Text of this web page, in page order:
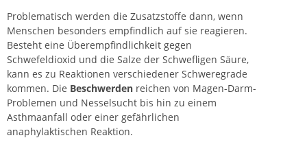
Problematisch werden die Zusatzstoffe dann, wenn
Menschen besonders empfindlich auf sie reagieren.
Besteht eine Überempfindlichkeit gegen
Schwefeldioxid und die Salze der Schwefligen Säure,
kann es zu Reaktionen verschiedener Schweregrade
kommen. Die Beschwerden reichen von Magen-Darm-
Problemen und Nesselsucht bis hin zu einem
Asthmaanfall oder einer gefährlichen
anaphylaktischen Reaktion.